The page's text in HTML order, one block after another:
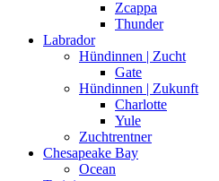
Zcappa
Thunder
Labrador
Hündinnen | Zucht
Gate
Hündinnen | Zukunft
Charlotte
Yule
Zuchtrentner
Chesapeake Bay
Ocean